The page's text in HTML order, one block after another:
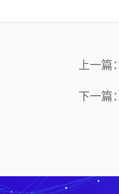
上一篇：
下一篇：